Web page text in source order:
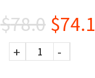
$78.0 $74.1